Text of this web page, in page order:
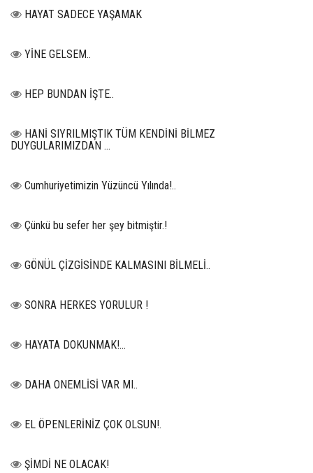
HAYAT SADECE YAŞAMAK
YİNE GELSEM..
HEP BUNDAN İŞTE..
HANİ SIYRILMIŞTIK TÜM KENDİNİ BİLMEZ
DUYGULARIMIZDAN …
Cumhuriyetimizin Yüzüncü Yılında!..
Çünkü bu sefer her şey bitmiştir.!
GÖNÜL ÇİZGİSİNDE KALMASINI BİLMELİ..
SONRA HERKES YORULUR !
HAYATA DOKUNMAK!...
DAHA ONEMLİSİ VAR MI..
EL ÖPENLERİNİZ ÇOK OLSUN!.
ŞİMDİ NE OLACAK!